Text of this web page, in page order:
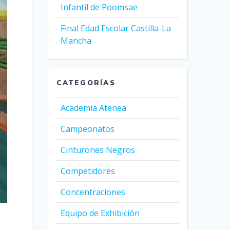
Infantil de Poomsae
Final Edad Escolar Castilla-La
Mancha
CATEGORÍAS
Academia Atenea
Campeonatos
Cinturones Negros
Competidores
Concentraciones
Equipo de Exhibición